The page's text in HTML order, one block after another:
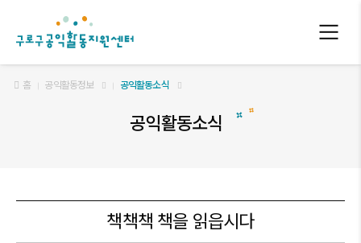
구로구 공익활동지원센터
홈 공익활동정보 공익활동소식
공익활동소식
책책책 책을 읽읍시다